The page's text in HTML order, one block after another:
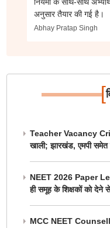
अनुसार तैयार की गई है।
Abhay Pratap Singh
[
Teacher Vacancy
खाली; झारखंड, एमपी समेत
NEET 2026 Paper
ही समूह के शिक्षकों को देने
MCC NEET